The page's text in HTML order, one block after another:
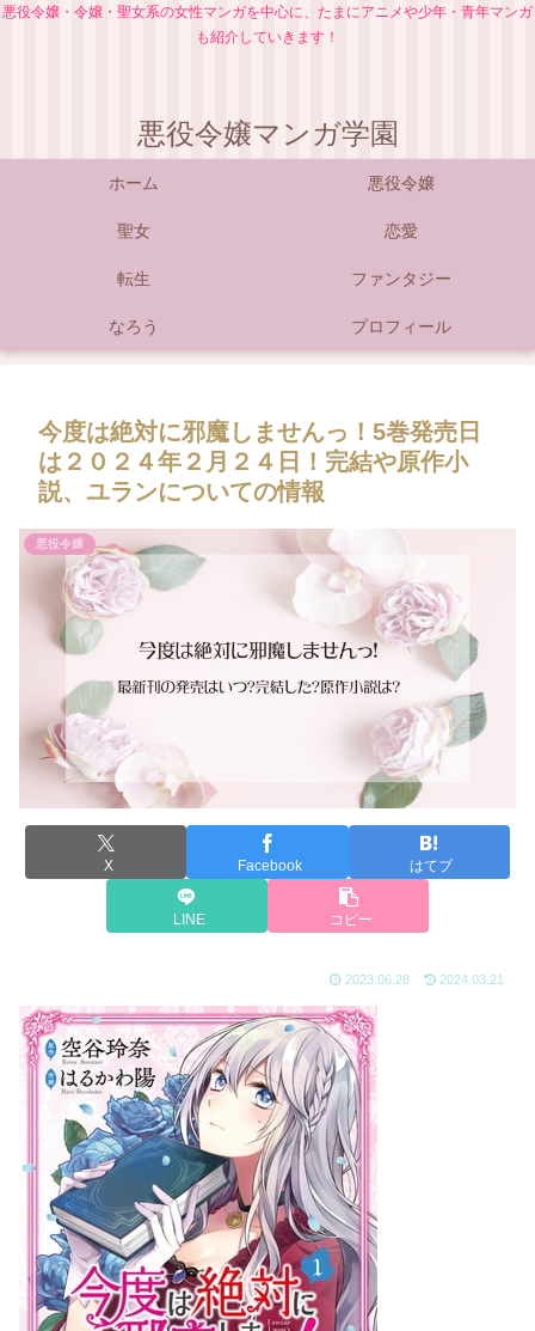
悪役令嬢・令嬢・聖女系の女性マンガを中心に、たまにアニメや少年・青年マンガ
も紹介していきます！
悪役令嬢マンガ学園
ホーム 悪役令嬢
聖女 恋愛
転生 ファンタジー
なろう プロフィール
今度は絶対に邪魔しませんっ！5巻発売日
は２０２４年２月２４日！完結や原作小
説、ユランについての情報
悪役令嬢
X Facebook はてブ
LINE コピー
2023.06.28 2024.03.21